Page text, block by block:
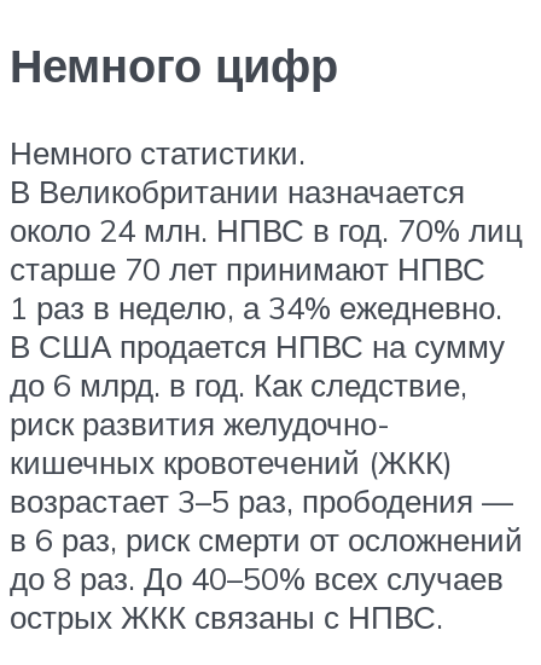
Немного цифр
Немного статистики.
В Великобритании назначается
около 24 млн. НПВС в год. 70% лиц
старше 70 лет принимают НПВС
1 раз в неделю, а 34% ежедневно.
В США продается НПВС на сумму
до 6 млрд. в год. Как следствие,
риск развития желудочно-
кишечных кровотечений (ЖКК)
возрастает 3–5 раз, прободения —
в 6 раз, риск смерти от осложнений
до 8 раз. До 40–50% всех случаев
острых ЖКК связаны с НПВС.